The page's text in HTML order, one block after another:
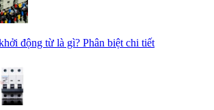
động từ là gì? Phân biệt chi tiết